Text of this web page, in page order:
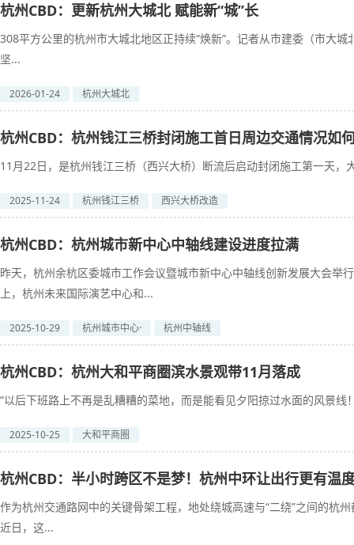
杭州CBD：更新杭州大城北 赋能新“城”长
308平方公里的杭州市大城北地区正持续“焕新”。记者从市建委（市大
坚...
2026-01-24 杭州大城北
杭州CBD：杭州钱江三桥封闭施工首日周边交通情况如
11月22日，是杭州钱江三桥（西兴大桥）断流后启动封闭施工第一天
2025-11-24 杭州钱江三桥 西兴大桥改造
杭州CBD：杭州城市新中心中轴线建设进度拉满
昨天，杭州余杭区委城市工作会议暨城市新中心中轴线创新发展大会举
上，杭州未来国际演艺中心和...
2025-10-29 杭州城市中心· 杭州中轴线
杭州CBD：杭州大和平商圈滨水景观带11月落成
“以后下班路上不再是乱糟糟的菜地，而是能看见夕阳掠过水面的风景
2025-10-25 大和平商圈
杭州CBD：半小时跨区不是梦！杭州中环让出行更有温
作为杭州交通路网中的关键骨架工程，地处绕城高速与“二绕”之间的杭
近日，这...